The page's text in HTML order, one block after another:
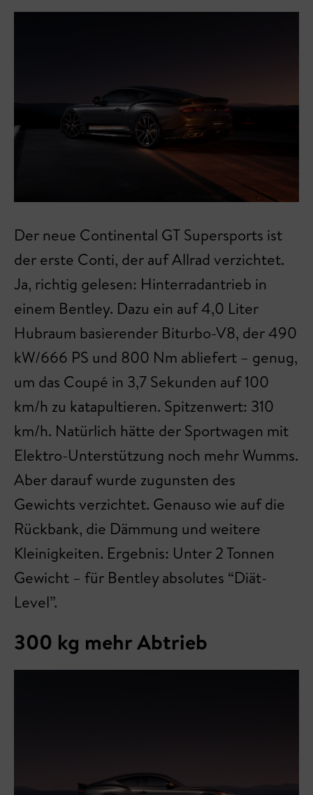
Der neue Continental GT Supersports ist
der erste Conti, der auf Allrad verzichtet.
Ja, richtig gelesen: Hinterradantrieb in
einem Bentley. Dazu ein auf 4,0 Liter
Hubraum basierender Biturbo-V8, der 490
kW/666 PS und 800 Nm abliefert – genug,
um das Coupé in 3,7 Sekunden auf 100
km/h zu katapultieren. Spitzenwert: 310
km/h. Natürlich hätte der Sportwagen mit
Elektro-Unterstützung noch mehr Wumms.
Aber darauf wurde zugunsten des
Gewichts verzichtet. Genauso wie auf die
Rückbank, die Dämmung und weitere
Kleinigkeiten. Ergebnis: Unter 2 Tonnen
Gewicht – für Bentley absolutes “Diät-
Level”.
300 kg mehr Abtrieb